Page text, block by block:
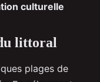
culturelle
littoral
plages de